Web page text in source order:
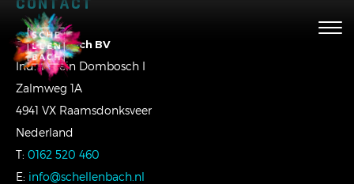
CONTACT
Schellenbach BV
Ind. Terrein Dombosch I
Zalmweg 1A
4941 VX Raamsdonksveer
Nederland
T: 0162 520 460
E: info@schellenbach.nl